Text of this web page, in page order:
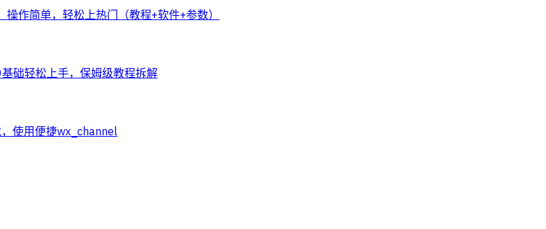
作简单，轻松上热门（教程+软件+参数）
础轻松上手，保姆级教程拆解
使用便捷wx_channel